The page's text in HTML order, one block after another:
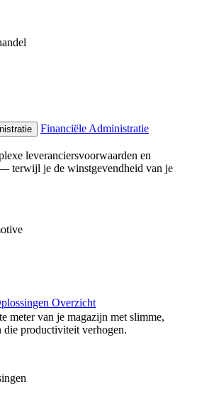
Financiële Administratie
leveranciersvoorwaarden en
terwijl je de winstgevendheid van je
Overzicht
meter van je magazijn met slimme,
die productiviteit verhogen.